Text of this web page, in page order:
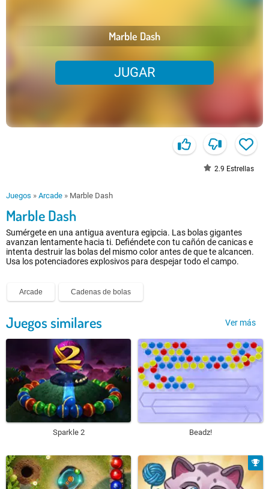
Marble Dash
JUGAR
2.9 Estrellas
Juegos » Arcade » Marble Dash
Marble Dash
Sumérgete en una antigua aventura egipcia. Las bolas gigantes
avanzan lentamente hacia ti. Defiéndete con tu cañón de canicas e
intenta destruir las bolas del mismo color antes de que te alcancen.
Usa los potenciadores explosivos para despejar todo el campo.
Arcade Cadenas de bolas
Juegos similares Ver más
Sparkle 2 Beadz!